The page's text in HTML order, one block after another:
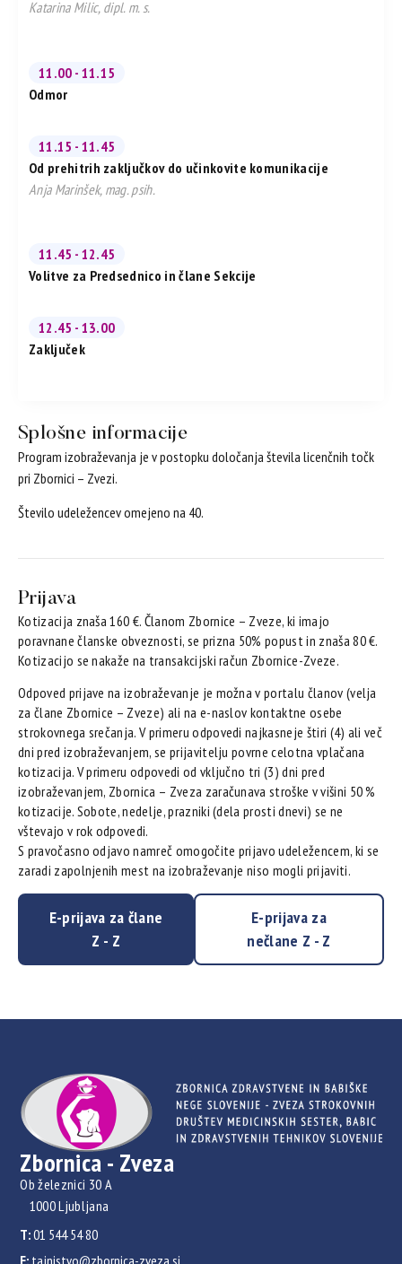
Katarina Milic, dipl. m. s.
11.00 - 11.15
Odmor
11.15 - 11.45
Od prehitrih zaključkov do učinkovite komunikacije
Anja Marinšek, mag. psih.
11.45 - 12.45
Volitve za Predsednico in člane Sekcije
12.45 - 13.00
Zaključek
Splošne informacije
Program izobraževanja je v postopku določanja števila licenčnih točk
pri Zbornici – Zvezi.
Število udeležencev omejeno na 40.
Prijava
Kotizacija znaša 160 €. Članom Zbornice – Zveze, ki imajo
poravnane članske obveznosti, se prizna 50% popust in znaša 80 €.
Kotizacijo se nakaže na transakcijski račun Zbornice-Zveze.
Odpoved prijave na izobraževanje je možna v portalu članov (velja
za člane Zbornice – Zveze) ali na e-naslov kontaktne osebe
strokovnega srečanja. V primeru odpovedi najkasneje štiri (4) ali več
dni pred izobraževanjem, se prijavitelju povrne celotna vplačana
kotizacija. V primeru odpovedi od vključno tri (3) dni pred
izobraževanjem, Zbornica – Zveza zaračunava stroške v višini 50 %
kotizacije. Sobote, nedelje, prazniki (dela prosti dnevi) se ne
vštevajo v rok odpovedi.
S pravočasno odjavo namreč omogočite prijavo udeležencem, ki se
zaradi zapolnjenih mest na izobraževanje niso mogli prijaviti.
E-prijava za člane
Z - Z
E-prijava za
nečlane Z - Z
Zbornica - Zveza
Ob železnici 30 A
1000 Ljubljana
T:01 544 54 80